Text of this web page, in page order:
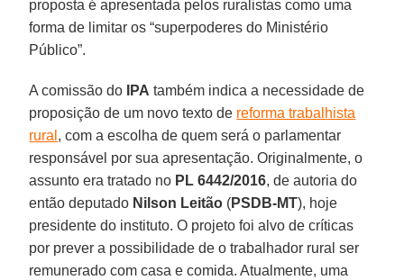
proposta é apresentada pelos ruralistas como uma
forma de limitar os “superpoderes do Ministério
Público”.
A comissão do IPA também indica a necessidade de
proposição de um novo texto de reforma trabalhista
rural , com a escolha de quem será o parlamentar
responsável por sua apresentação. Originalmente, o
assunto era tratado no PL 6442/2016, de autoria do
então deputado Nilson Leitão (PSDB-MT), hoje
presidente do instituto. O projeto foi alvo de críticas
por prever a possibilidade de o trabalhador rural ser
remunerado com casa e comida. Atualmente, uma